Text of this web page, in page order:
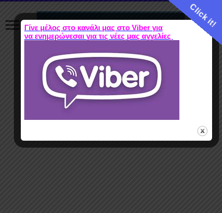
Click it!
Γίνε μέλος στο κανάλι μας στο Viber για
να ενημερώνεσαι για τις νέες μας αγγελίες